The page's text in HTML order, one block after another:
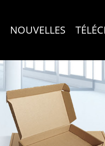
NOUVELLES